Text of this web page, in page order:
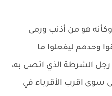
هو من أذنب ورمى
وحدهم ليفعلوا ما
رجل الشرطة الذي اتصل به،
سوى اقرب الأقرباء في